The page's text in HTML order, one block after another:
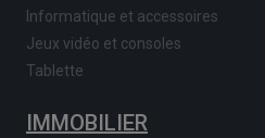
Informatique et accessoires
Jeux vidéo et consoles
Tablette
IMMOBILIER